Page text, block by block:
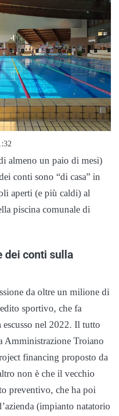
almeno un paio di mesi)
conti sono “di casa” in
aperti (e più caldi) al
piscina comunale di
dei conti sulla
da oltre un milione di
sportivo, che fa
nel 2022. Il tutto
Amministrazione Troiano
financing proposto da
non è che il vecchio
preventivo, che ha poi
(impianto natatorio